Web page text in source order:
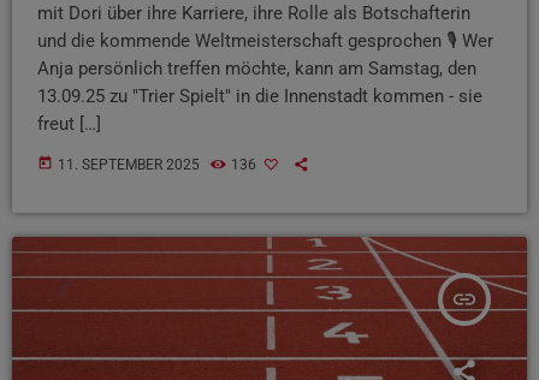
mit Dori über ihre Karriere, ihre Rolle als Botschafterin
und die kommende Weltmeisterschaft gesprochen 🎙 Wer
Anja persönlich treffen möchte, kann am Samstag, den
13.09.25 zu "Trier Spielt" in die Innenstadt kommen - sie
freut […]
today 11. SEPTEMBER 2025 136
insert_link